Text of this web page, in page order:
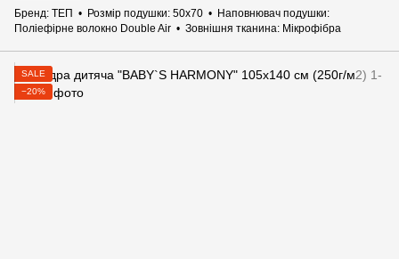
Бренд ТЕП Розмір подушки 50х70
Наповнювач подушки
Поліефірне волокно Double Air
Зовнішня тканина Мікрофібра
SALE
−20%